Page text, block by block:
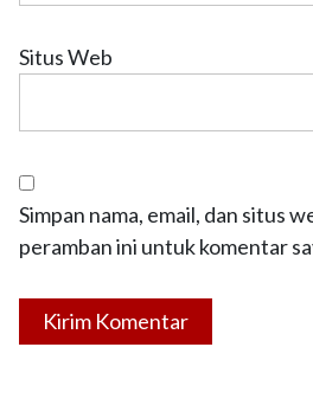
Situs Web
Simpan nama, email, dan situs
peramban ini untuk komentar